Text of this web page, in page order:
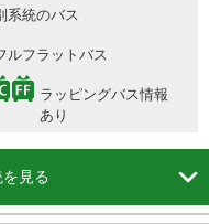
系統のバス
ルフラットバス
ラッピングバス情報
あり
見る 